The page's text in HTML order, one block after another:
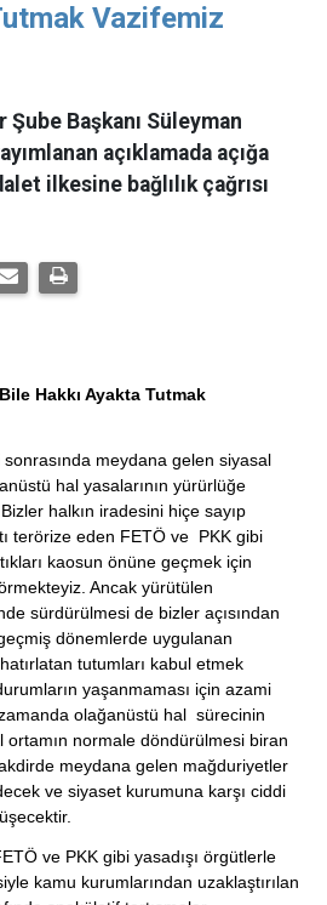
Vazifemiz
Şube Başkanı Süleyman
açıklamada açığa
ilkesine bağlılık çağrısı
Hakkı Ayakta Tutmak
meydana gelen siyasal
hal yasalarının yürürlüğe
halkın iradesini hiçe sayıp
terörize eden FETÖ ve PKK gibi
kaosun önüne geçmek için
Ancak yürütülen
sürdürülmesi de bizler açısından
dönemlerde uygulanan
tutumları kabul etmek
yaşanmaması için azami
olağanüstü hal sürecinin
normale döndürülmesi biran
meydana gelen mağduriyetler
ve siyaset kurumuna karşı ciddi
ve PKK gibi yasadışı örgütlerle
kamu kurumlarından uzaklaştırılan